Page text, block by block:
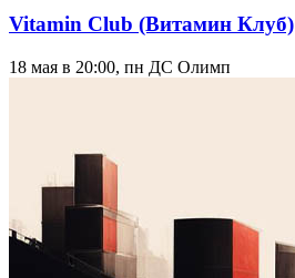
Vitamin Club (Витамин Клуб)
18 мая в 20:00, пн ДС Олимп